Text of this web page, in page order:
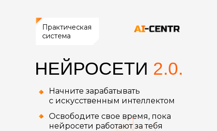
НЕЙРОСЕТИ 2.0.
Практическая
система
Начните зарабатывать
с искусственным интеллектом
Освободите свое время, пока
нейросети работают за тебя